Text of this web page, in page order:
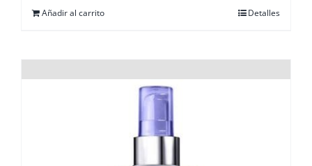
Añadir al carrito Detalles